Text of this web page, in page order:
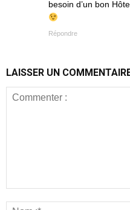
besoin d’un bon
Répondre
LAISSER UN